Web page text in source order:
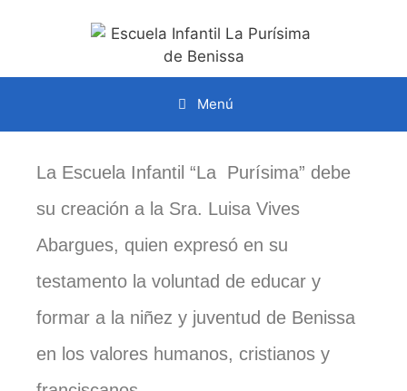
Menú
La Escuela Infantil “La Purísima” debe
su creación a la Sra. Luisa Vives
Abargues, quien expresó en su
testamento la voluntad de educar y
formar a la niñez y juventud de Benissa
en los valores humanos, cristianos y